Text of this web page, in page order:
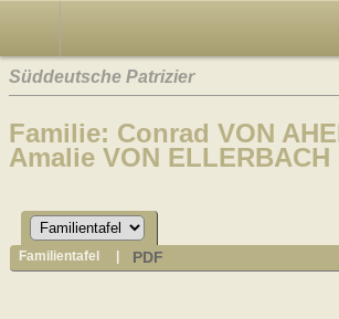
Süddeutsche Patrizier
Familie: Conrad VON
Amalie VON ELLERBACH
Familientafel PDF